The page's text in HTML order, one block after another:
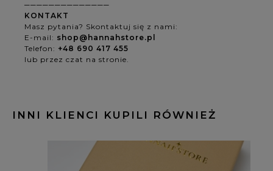
──────────────
KONTAKT
Masz pytania? Skontaktuj się z nami:
E-mail: shop@hannahstore.pl
Telefon: +48 690 417 455
lub przez czat na stronie.
INNI KLIENCI KUPILI RÓWNIEŻ